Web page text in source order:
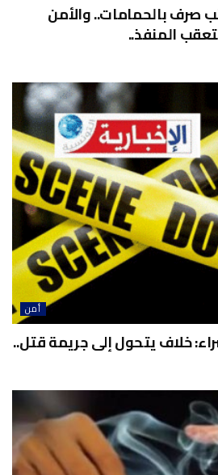
بالحمامات.. والأمن
المنفذ..
أمن
خلاف يتحول إلى جريمة قتل..